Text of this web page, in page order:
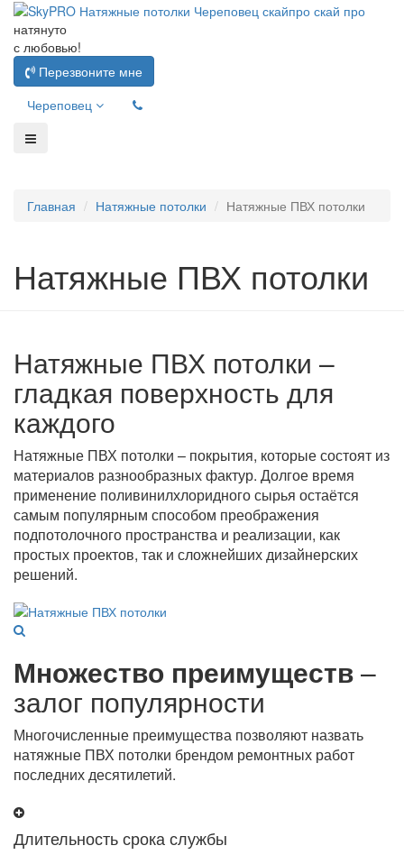
натянуто
с любовью!
Перезвоните мне
Череповец
Главная Натяжные потолки Натяжные ПВХ потолки
Натяжные ПВХ потолки
Натяжные ПВХ потолки –
гладкая поверхность для
каждого
Натяжные ПВХ потолки – покрытия, которые состоят из
материалов разнообразных фактур. Долгое время
применение поливинилхлоридного сырья остаётся
самым популярным способом преображения
подпотолочного пространства и реализации, как
простых проектов, так и сложнейших дизайнерских
решений.
Множество преимуществ–
залог популярности
Многочисленные преимущества позволяют назвать
натяжные ПВХ потолки брендом ремонтных работ
последних десятилетий.
Длительность срока службы